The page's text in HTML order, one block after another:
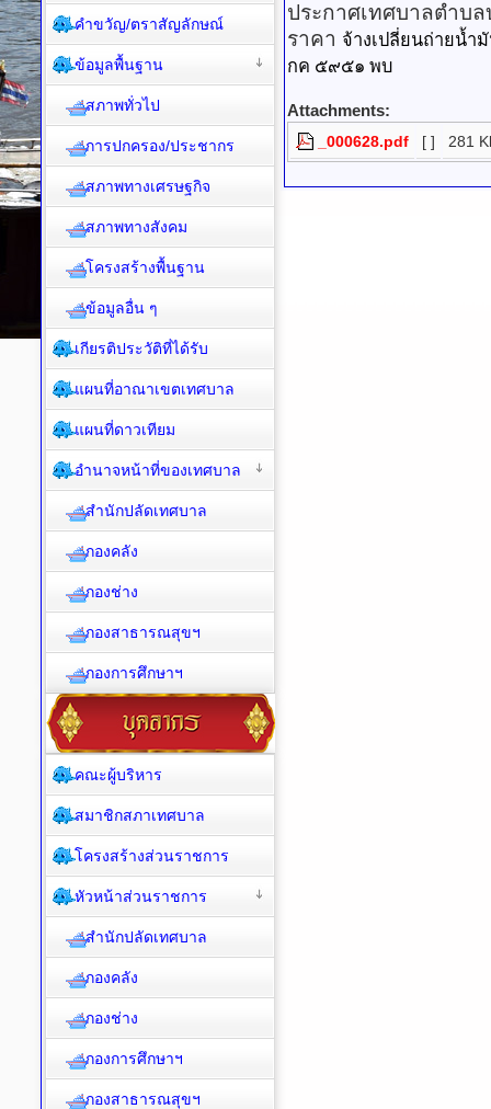
ประกาศเทศบาลตำบล
ราคา จ้างเปลี่ยนถ่ายน้ำ
กค ๕๙๕๑ พบ
Attachments:
_000628.pdf [ ] 281
คำขวัญ/ตราสัญลักษณ์
ข้อมูลพื้นฐาน
สภาพทั่วไป
การปกครอง/ประชากร
สภาพทางเศรษฐกิจ
สภาพทางสังคม
โครงสร้างพื้นฐาน
ข้อมูลอื่น ๆ
เกียรติประวัติที่ได้รับ
แผนที่อาณาเขตเทศบาล
แผนที่ดาวเทียม
อำนาจหน้าที่ของเทศบาล
สำนักปลัดเทศบาล
กองคลัง
กองช่าง
กองสาธารณสุขฯ
กองการศึกษาฯ
คณะผู้บริหาร
สมาชิกสภาเทศบาล
โครงสร้างส่วนราชการ
หัวหน้าส่วนราชการ
สำนักปลัดเทศบาล
กองคลัง
กองช่าง
กองการศึกษาฯ
กองสาธารณสุขฯ